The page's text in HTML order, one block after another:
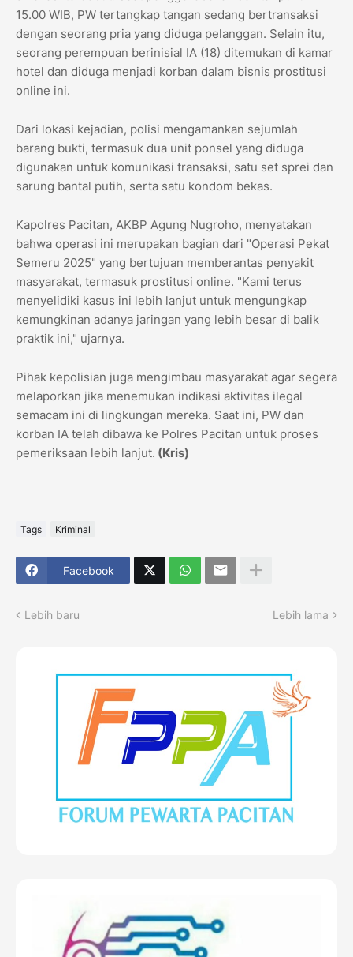
15.00 WIB, PW tertangkap tangan sedang bertransaksi
dengan seorang pria yang diduga pelanggan. Selain itu,
seorang perempuan berinisial IA (18) ditemukan di kamar
hotel dan diduga menjadi korban dalam bisnis prostitusi
online ini.
Dari lokasi kejadian, polisi mengamankan sejumlah
barang bukti, termasuk dua unit ponsel yang diduga
digunakan untuk komunikasi transaksi, satu set sprei dan
sarung bantal putih, serta satu kondom bekas.
Kapolres Pacitan, AKBP Agung Nugroho, menyatakan
bahwa operasi ini merupakan bagian dari "Operasi Pekat
Semeru 2025" yang bertujuan memberantas penyakit
masyarakat, termasuk prostitusi online. "Kami terus
menyelidiki kasus ini lebih lanjut untuk mengungkap
kemungkinan adanya jaringan yang lebih besar di balik
praktik ini," ujarnya.
Pihak kepolisian juga mengimbau masyarakat agar segera
melaporkan jika menemukan indikasi aktivitas ilegal
semacam ini di lingkungan mereka. Saat ini, PW dan
korban IA telah dibawa ke Polres Pacitan untuk proses
pemeriksaan lebih lanjut. (Kris)
Tags Kriminal
Facebook
Lebih baru Lebih lama